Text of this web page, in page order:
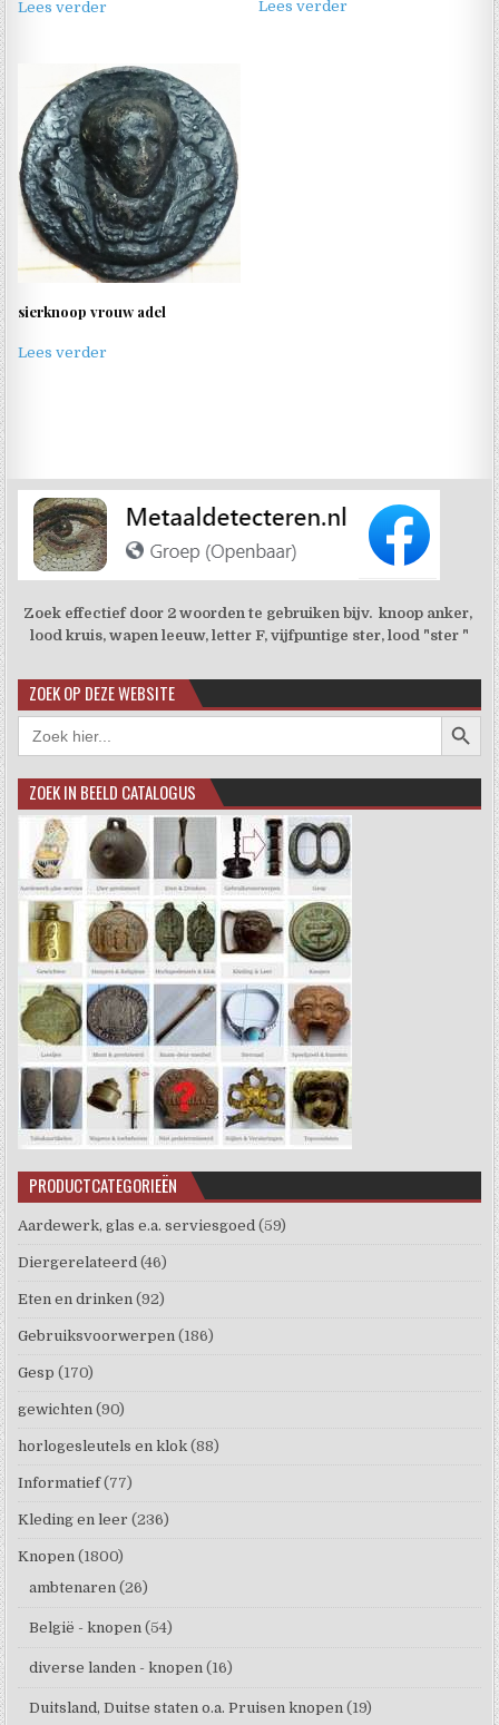
Lees verder Lees verder
sierknoop vrouw adel
Lees verder
Zoek effectief door 2 woorden te gebruiken bijv. knoop anker,
lood kruis, wapen leeuw, letter F, vijfpuntige ster, lood "ster "
ZOEK OP DEZE WEBSITE
Zoek
naar:
ZOEK IN BEELD CATALOGUS
PRODUCTCATEGORIEËN
Aardewerk, glas e.a. serviesgoed (59)
Diergerelateerd (46)
Eten en drinken (92)
Gebruiksvoorwerpen (186)
Gesp (170)
gewichten (90)
horlogesleutels en klok (88)
Informatief (77)
Kleding en leer (236)
Knopen (1800)
ambtenaren (26)
België - knopen (54)
diverse landen - knopen (16)
Duitsland, Duitse staten o.a. Pruisen knopen (19)